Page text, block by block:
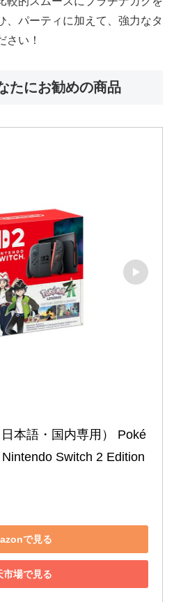
、パーティに加えて、強力なタ
さい！
たにお勧めの商品
本語・国内専用） Poké
Switch 2 Edition
で見る
市場で見る